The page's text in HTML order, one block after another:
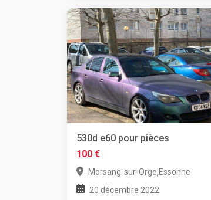
530d e60 pour pièces
100 €
Morsang-sur-Orge,Essonne
20 décembre 2022